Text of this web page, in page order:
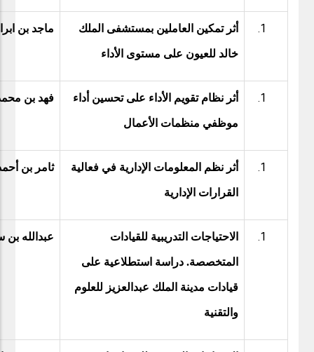
أثر تمكين العاملين بمستشفى الملك
خالد للعيون على مستوى الأداء
ماجد بن
أثر نظام تقويم الأداء على تحسين أداء
موظفي منظمات الأعمال
فهد بن
أثر نظم المعلومات الإدارية في فعالية
القرارات الإدارية
ثامر بن
الاحتياجات التدريبية للقيادات
المتخصصة. دراسة استطلاعية على
قيادات مدينة الملك عبدالعزيز للعلوم
والتقنية
عبدالله